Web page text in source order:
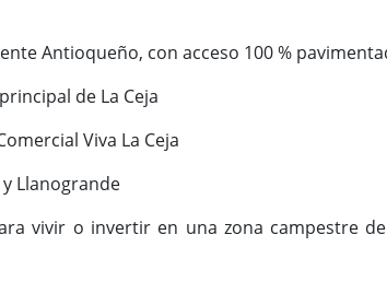
Antioqueño, con acceso 100 %
de La Ceja
Viva La Ceja
Llanogrande
vivir o invertir en una zona campestre